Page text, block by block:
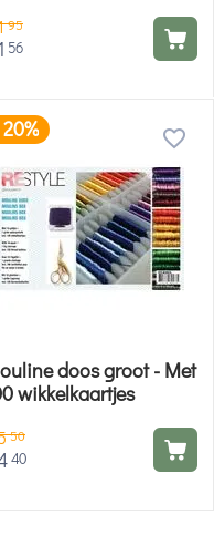
95
56
20%
doos groot - Met
wikkelkaartjes
50
40